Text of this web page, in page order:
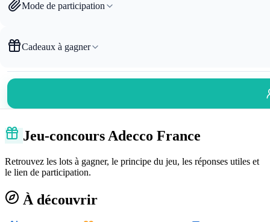
Mode de participation
Cadeaux à gagner
Jeu-concours Adecco France
Retrouvez les lots à gagner, le principe du jeu, les réponses utiles et
le lien de participation.
À découvrir